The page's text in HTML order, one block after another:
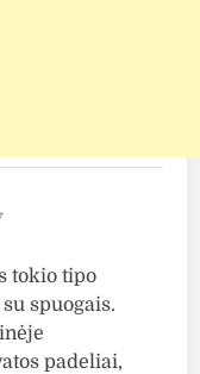
tokio tipo
spuogais.
padeliai,